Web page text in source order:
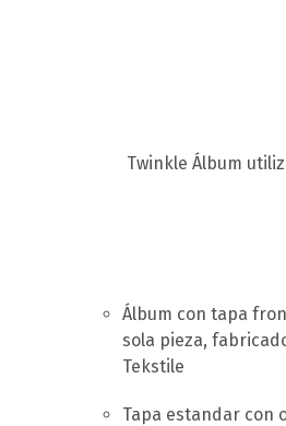
Twinkle Álbum
Álbum con tapa
sola pieza,
Tekstile
Tapa estandar con